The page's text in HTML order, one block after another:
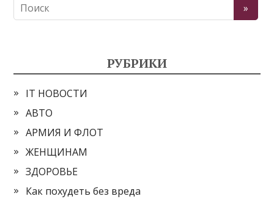
РУБРИКИ
IT НОВОСТИ
АВТО
АРМИЯ И ФЛОТ
ЖЕНЩИНАМ
ЗДОРОВЬЕ
Как похудеть без вреда